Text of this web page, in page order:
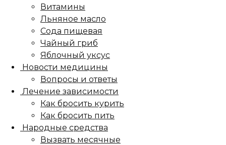
Витамины
Льняное масло
Сода пищевая
Чайный гриб
Яблочный уксус
Новости медицины
Вопросы и ответы
Лечение зависимости
Как бросить курить
Как бросить пить
Народные средства
Вызвать месячные